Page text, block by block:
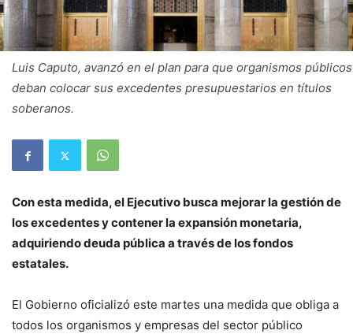
Luis Caputo, avanzó en el plan para que organismos públicos
deban colocar sus excedentes presupuestarios en títulos
soberanos.
Con esta medida, el Ejecutivo busca mejorar la gestión de
los excedentes y contener la expansión monetaria,
adquiriendo deuda pública a través de los fondos
estatales.
El Gobierno oficializó este martes una medida que obliga a
todos los organismos y empresas del sector público